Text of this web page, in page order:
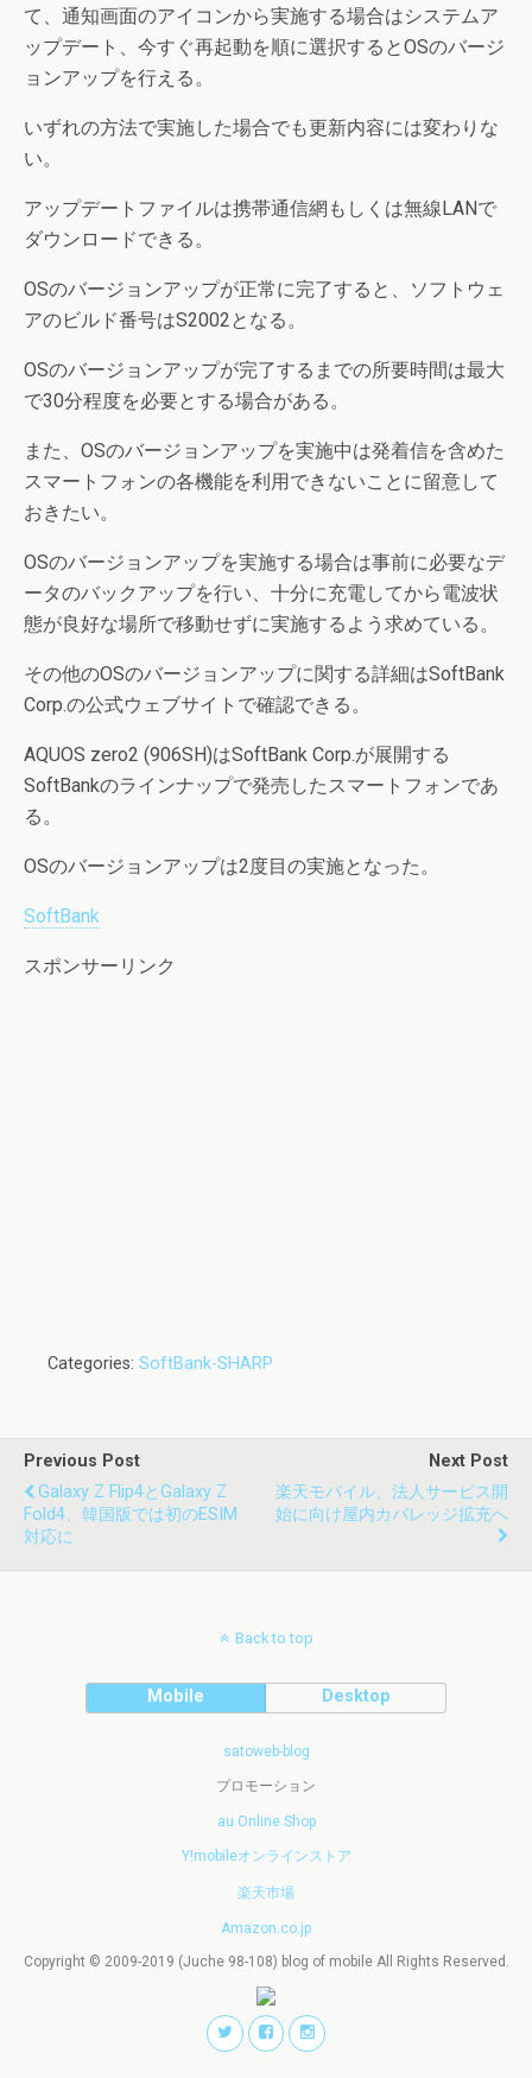
て、通知画面のアイコンから実施する場合はシステムア
ップデート、今すぐ再起動を順に選択するとOSのバージ
ョンアップを行える。
いずれの方法で実施した場合でも更新内容には変わりな
い。
アップデートファイルは携帯通信網もしくは無線LANで
ダウンロードできる。
OSのバージョンアップが正常に完了すると、ソフトウェ
アのビルド番号はS2002となる。
OSのバージョンアップが完了するまでの所要時間は最大
で30分程度を必要とする場合がある。
また、OSのバージョンアップを実施中は発着信を含めた
スマートフォンの各機能を利用できないことに留意して
おきたい。
OSのバージョンアップを実施する場合は事前に必要なデ
ータのバックアップを行い、十分に充電してから電波状
態が良好な場所で移動せずに実施するよう求めている。
その他のOSのバージョンアップに関する詳細はSoftBank
Corp.の公式ウェブサイトで確認できる。
AQUOS zero2 (906SH)はSoftBank Corp.が展開する
SoftBankのラインナップで発売したスマートフォンであ
る。
OSのバージョンアップは2度目の実施となった。
SoftBank
スポンサーリンク
Categories: SoftBank-SHARP
Previous Post
Galaxy Z Flip4とGalaxy Z
Fold4、韓国版では初のeSIM
対応に
Next Post
楽天モバイル、法人サービス開
始に向け屋内カバレッジ拡充へ
Back to top
Mobile Desktop
satoweb-blog
プロモーション
au Online Shop
Y!mobileオンラインストア
楽天市場
Amazon.co.jp
Copyright © 2009-2019 (Juche 98-108) blog of mobile All Rights Reserved.